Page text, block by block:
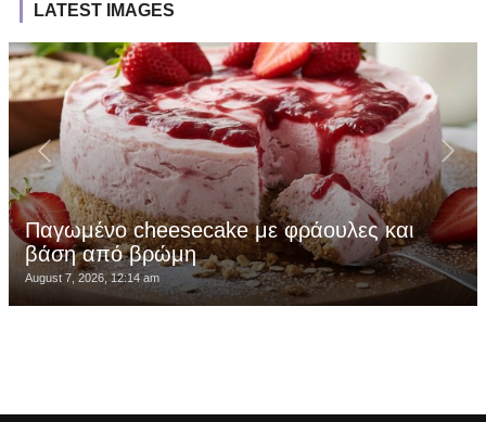
LATEST IMAGES
Παγωμένο cheesecake με φράουλες και
βάση από βρώμη
August 7, 2026, 12:14 am